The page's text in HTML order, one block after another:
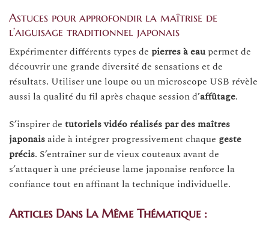
Astuces pour approfondir la maîtrise de
l’aiguisage traditionnel japonais
Expérimenter différents types de pierres à eaupermet de
découvrir une grande diversité de sensations et de
résultats. Utiliser une loupe ou un microscope USB révèle
aussi la qualité du fil après chaque session d’affûtage.
S’inspirer de tutoriels vidéo réalisés par des maîtres
japonaisaide à intégrer progressivement chaque geste
précis. S’entraîner sur de vieux couteaux avant de
s’attaquer à une précieuse lame japonaise renforce la
confiance tout en affinant la technique individuelle.
Articles Dans La Même Thématique :